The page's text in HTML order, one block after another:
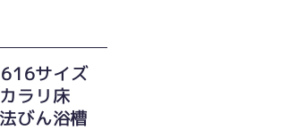
サイズ
リ床
ん浴槽